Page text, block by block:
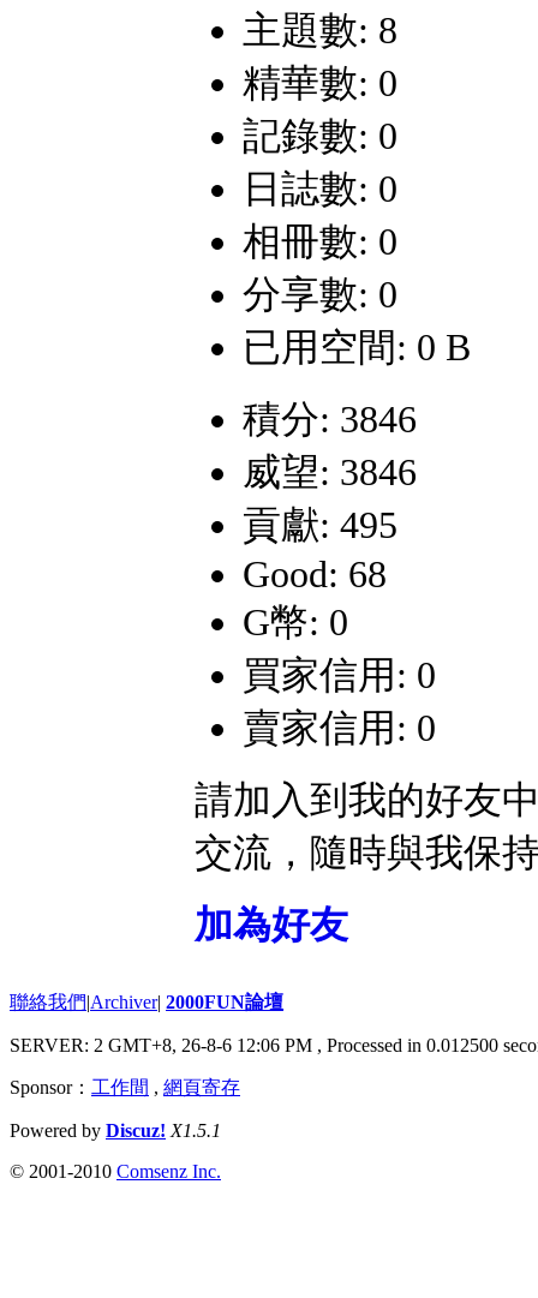
主題數: 8
精華數: 0
記錄數: 0
日誌數: 0
相冊數: 0
分享數: 0
已用空間: 0 B
積分: 3846
威望: 3846
貢獻: 495
Good: 68
G幣: 0
買家信用: 0
賣家信用: 0
請加入到我的好友
交流，隨時與我保
加為好友
聯絡我們|Archiver| 2000FUN論壇
SERVER: 2 GMT+8, 26-8-6 12:06 PM , Processed in 0.012500
Sponsor： 工作間 , 網頁寄存
Powered by Discuz! X1.5.1
© 2001-2010 Comsenz Inc.